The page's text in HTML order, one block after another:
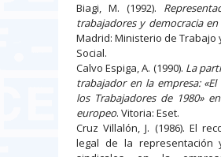
Biagi, M. (1992).
trabajadores y democracia
Madrid: Ministerio de Trabajo
Social.
Calvo Espiga, A. (1990). La
trabajador en la empresa:
los Trabajadores de 1980»
europeo. Vitoria: Eset.
Cruz Villalón, J. (1986). El
legal de la representación